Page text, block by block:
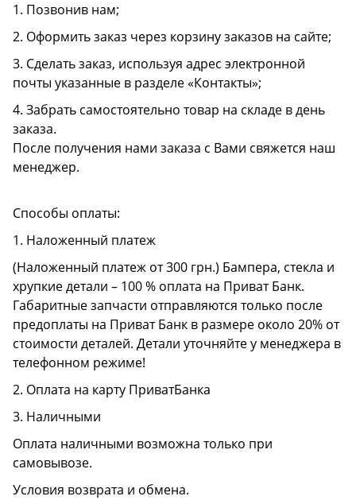
1. Позвонив нам;
2. Оформить заказ через корзину заказов на сайте;
3. Сделать заказ, используя адрес электронной
почты указанные в разделе «Контакты»;
4. Забрать самостоятельно товар на складе в день
заказа.
После получения нами заказа с Вами свяжется наш
менеджер.
Способы оплаты:
1. Наложенный платеж
(Наложенный платеж от 300 грн.) Бампера, стекла и
хрупкие детали – 100 % оплата на Приват Банк.
Габаритные запчасти отправляются только после
предоплаты на Приват Банк в размере около 20% от
стоимости деталей. Детали уточняйте у менеджера в
телефонном режиме!
2. Оплата на карту ПриватБанка
3. Наличными
Оплата наличными возможна только при
самовывозе.
Условия возврата и обмена.